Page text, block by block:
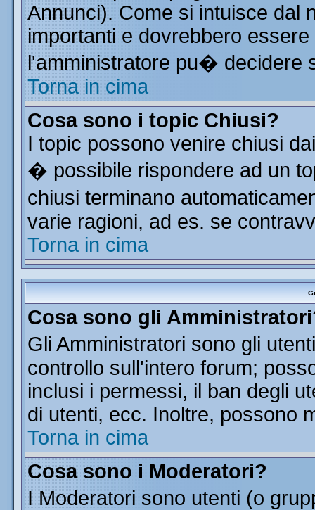
Annunci). Come si intuisce dal
importanti e dovrebbero
l'amministratore pu�
Torna in cima
Cosa sono i topic Chiusi?
I topic possono venire chiusi
� possibile rispondere ad un
chiusi terminano
varie ragioni, ad es. se
Torna in cima
Cosa sono gli
Gli Amministratori sono gli
controllo sull'intero forum;
inclusi i permessi, il ban degli
di utenti, ecc. Inoltre, possono
Torna in cima
Cosa sono i Moderatori?
I Moderatori sono utenti (o